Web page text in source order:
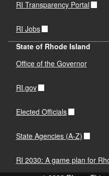
RI Transparency Portal
RI Jobs
State of Rhode Island
Office of the Governor
RI.gov
Elected Officials
State Agencies (A-Z)
RI 2030: A game plan for